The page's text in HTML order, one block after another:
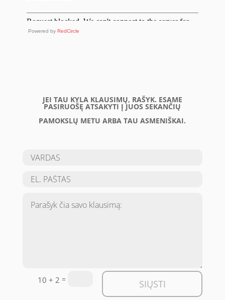
Powered by RedCircle
JEI TAU KYLA KLAUSIMŲ, RAŠYK. ESAME
PASIRUOŠĘ ATSAKYTI Į JUOS SEKANČIŲ
PAMOKSLŲ METU ARBA TAU ASMENIŠKAI.
10 + 2 = SIŲSTI